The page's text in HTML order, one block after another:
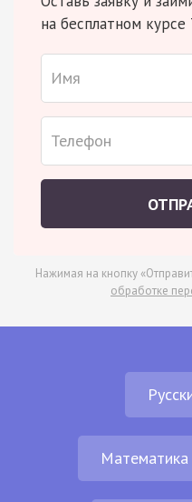
на бесплатном курсе
Нажимая на кнопку
обработке